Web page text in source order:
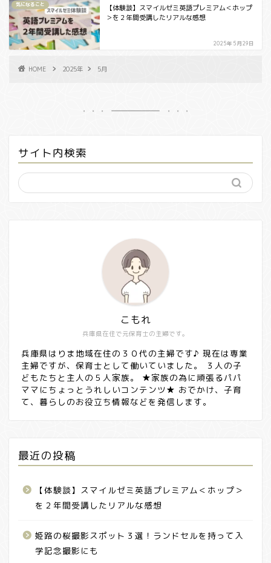
気になること
【体験談】スマイルゼミ英語プレミアム＜ホップ
＞を２年間受講したリアルな感想
2025年5月29日
HOME 2025年 5月
サイト内検索
兵庫県在住で元保育士の主婦です。
こもれ
兵庫県はりま地域在住の３０代の主婦です♪ 現在は専業
主婦ですが、保育士として働いていました。 ３人の子
どもたちと主人の５人家族。 ★家族の為に頑張るパパ
ママにちょっとうれしいコンテンツ★ おでかけ、子育
て、暮らしのお役立ち情報などを発信します。
最近の投稿
【体験談】スマイルゼミ英語プレミアム＜ホップ＞
を２年間受講したリアルな感想
姫路の桜撮影スポット３選！ランドセルを持って入
学記念撮影にも